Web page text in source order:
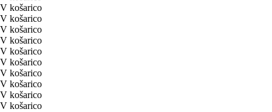
V košarico
V košarico
V košarico
V košarico
V košarico
V košarico
V košarico
V košarico
V košarico
V košarico